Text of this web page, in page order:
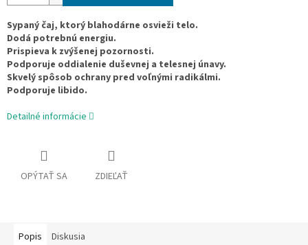
Sypaný čaj, ktorý blahodárne osvieži telo.
Dodá potrebnú energiu.
Prispieva k zvýšenej pozornosti.
Podporuje oddialenie duševnej a telesnej únavy.
Skvelý spôsob ochrany pred voľnými radikálmi.
Podporuje libido.
Detailné informácie
OPÝTAŤ SA ZDIEĽAŤ
Popis Diskusia